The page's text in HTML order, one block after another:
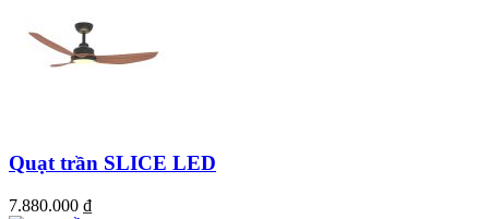
Quạt trần SLICE LED
7.880.000 ₫